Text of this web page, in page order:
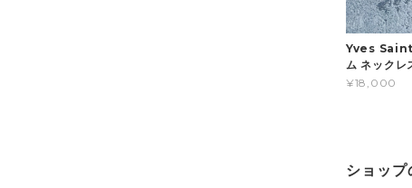
Yves Saint
ム ネックレ
¥18,000
ショップ